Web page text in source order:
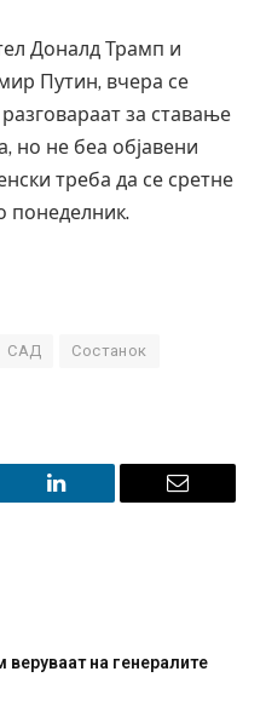
Доналд Трамп и
Путин, вчера се
за ставање
но не беа објавени
треба да се сретне
понеделник.
САД Состанок
LinkedIn Email
бомба експлодира пред